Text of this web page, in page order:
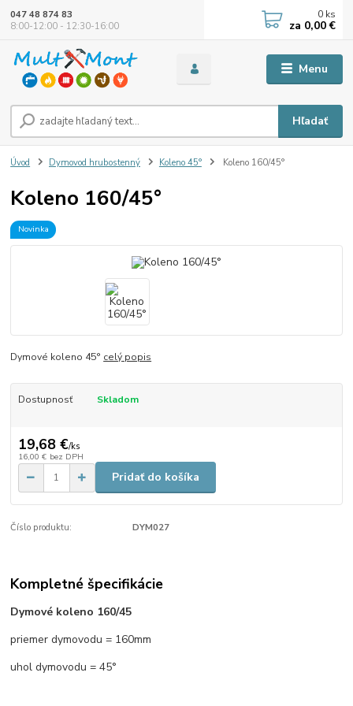
Menu
Hľadať
047 48 874 83
8:00-12:00 - 12:30-16:00
0 ks
za 0,00 €
Úvod Dymovod hrubostenný Koleno 45° Koleno 160/45°
Koleno 160/45°
Novinka
Dymové koleno 45° celý popis
Dostupnosť Skladom
19,68 €/ks
16,00 € bez DPH
Pridať do košíka
Číslo produktu: DYM027
Kompletné špecifikácie
Dymové koleno 160/45
priemer dymovodu = 160mm
uhol dymovodu = 45°